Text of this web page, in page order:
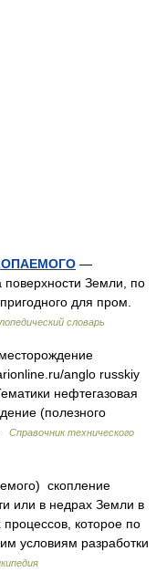
—
Земли, по
для пром.
словарь
anglo russkiy
нефтегазовая
(полезного
Справочник технического
скопление
или в недрах Земли в
процессов, которое по
условиям разработки